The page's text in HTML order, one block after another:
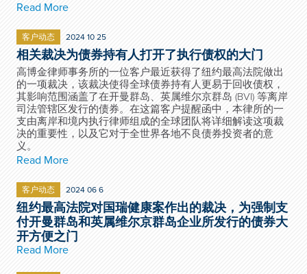
Read More
客户动态 2024 10 25
相关裁决为债券持有人打开了执行债权的大门
高博金律师事务所的一位客户最近获得了纽约最高法院做出
的一项裁决，该裁决使得全球债券持有人更易于回收债权，
其影响范围涵盖了在开曼群岛、英属维尔京群岛 (BVI) 等离岸
司法管辖区发行的债券。在这篇客户提醒函中，本律所的一
支由离岸和境内执行律师组成的全球团队将详细解读这项裁
决的重要性，以及它对于全世界各地不良债券投资者的意
义。
Read More
客户动态 2024 06 6
纽约最高法院对国瑞健康案作出的裁决，为强制支
付开曼群岛和英属维尔京群岛企业所发行的债券大
开方便之门
Read More